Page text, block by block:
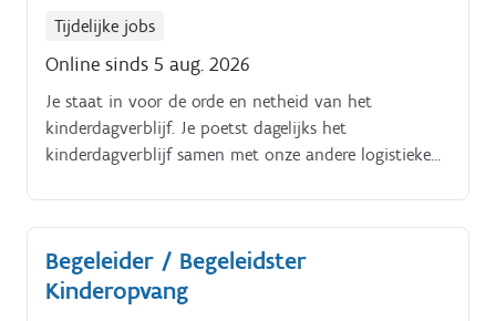
Tijdelijke jobs
Online sinds 5 aug. 2026
Je staat in voor de orde en netheid van het
kinderdagverblijf. Je poetst dagelijks het
kinderdagverblijf samen met onze andere logistieke
voorbereiden, bereiden en verdelen van de maaltijden
en de afwas nadien
Begeleider / Begeleidster
Kinderopvang